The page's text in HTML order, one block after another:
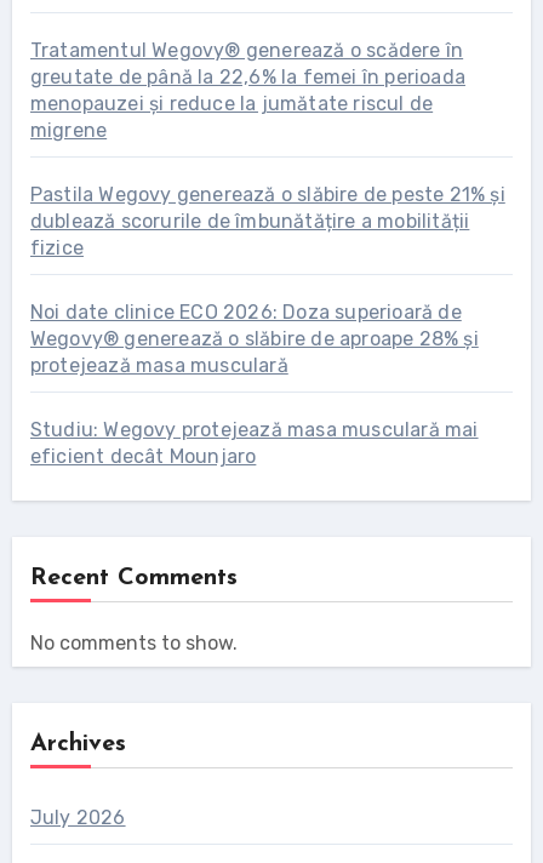
Tratamentul Wegovy® generează o scădere în
greutate de până la 22,6% la femei în perioada
menopauzei și reduce la jumătate riscul de
migrene
Pastila Wegovy generează o slăbire de peste 21% și
dublează scorurile de îmbunătățire a mobilității
fizice
Noi date clinice ECO 2026: Doza superioară de
Wegovy® generează o slăbire de aproape 28% și
protejează masa musculară
Studiu: Wegovy protejează masa musculară mai
eficient decât Mounjaro
Recent Comments
No comments to show.
Archives
July 2026